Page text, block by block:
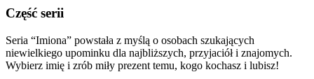
Część serii
Seria “Imiona” powstała z myślą o osobach szukających
niewielkiego upominku dla najbliższych, przyjaciół i znajomych.
Wybierz imię i zrób miły prezent temu, kogo kochasz i lubisz!